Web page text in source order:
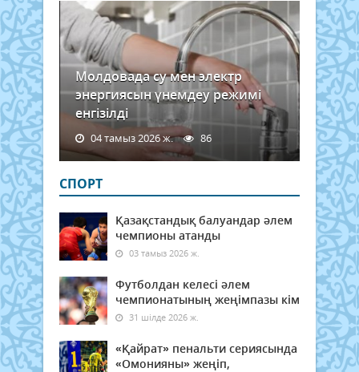
Молдовада су мен электр
энергиясын үнемдеу режимі
енгізілді
04 тамыз 2026 ж. 86
СПОРТ
Қазақстандық балуандар әлем
чемпионы атанды
03 тамыз 2026 ж.
Футболдан келесі әлем
чемпионатының жеңімпазы кім
31 шілде 2026 ж.
«Қайрат» пенальти сериясында
«Омонияны» жеңіп,